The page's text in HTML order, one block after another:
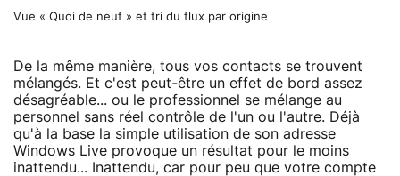
Vue « Quoi de neuf » et tri du flux par origine
De la même manière, tous vos contacts se trouvent
mélangés. Et c'est peut-être un effet de bord assez
désagréable... ou le professionnel se mélange au
personnel sans réel contrôle de l'un ou l'autre. Déjà
qu'à la base la simple utilisation de son adresse
Windows Live provoque un résultat pour le moins
inattendu... Inattendu, car pour peu que votre compte